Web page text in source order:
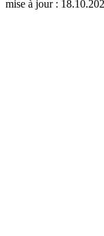
mise à jour :